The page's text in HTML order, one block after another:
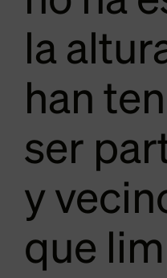
la
han
ser
y
que